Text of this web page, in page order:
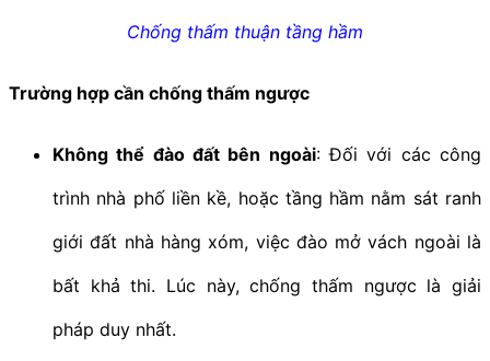
Chống thấm thuận tầng hầm
Trường hợp cần chống thấm ngược
Không thể đào đất bên ngoài: Đối với các công
trình nhà phố liền kề, hoặc tầng hầm nằm sát ranh
giới đất nhà hàng xóm, việc đào mở vách ngoài là
bất khả thi. Lúc này, chống thấm ngược là giải
pháp duy nhất.